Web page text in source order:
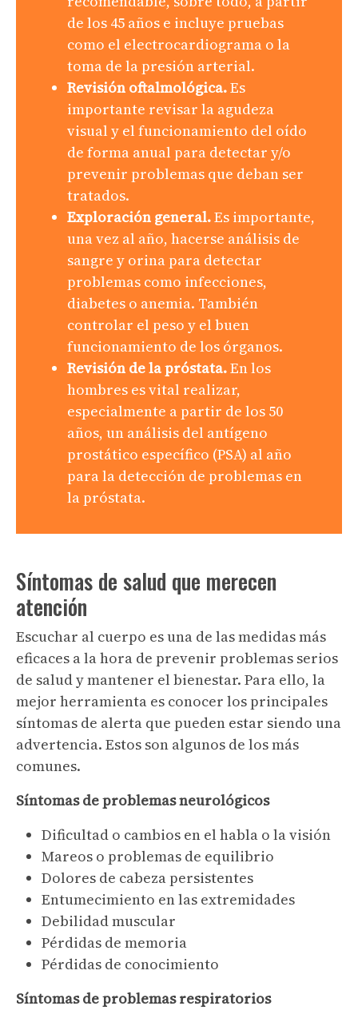
de los 45 años e incluye pruebas
como el electrocardiograma o la
toma de la presión arterial.
Revisión oftalmológica.Es
importante revisar la agudeza
visual y el funcionamiento del oído
de forma anual para detectar y/o
prevenir problemas que deban ser
tratados.
Exploración general.Es importante,
una vez al año, hacerse análisis de
sangre y orina para detectar
problemas como infecciones,
diabetes o anemia. También
controlar el peso y el buen
funcionamiento de los órganos.
Revisión de la próstata.En los
hombres es vital realizar,
especialmente a partir de los 50
años, un análisis del antígeno
prostático específico (PSA) al año
para la detección de problemas en
la próstata.
Síntomas de salud que merecen
atención
Escuchar al cuerpo es una de las medidas más
eficaces a la hora de prevenir problemas serios
de salud y mantener el bienestar. Para ello, la
mejor herramienta es conocer los principales
síntomas de alerta que pueden estar siendo una
advertencia. Estos son algunos de los más
comunes.
Síntomas de problemas neurológicos
Dificultad o cambios en el habla o la visión
Mareos o problemas de equilibrio
Dolores de cabeza persistentes
Entumecimiento en las extremidades
Debilidad muscular
Pérdidas de memoria
Pérdidas de conocimiento
Síntomas de problemas respiratorios